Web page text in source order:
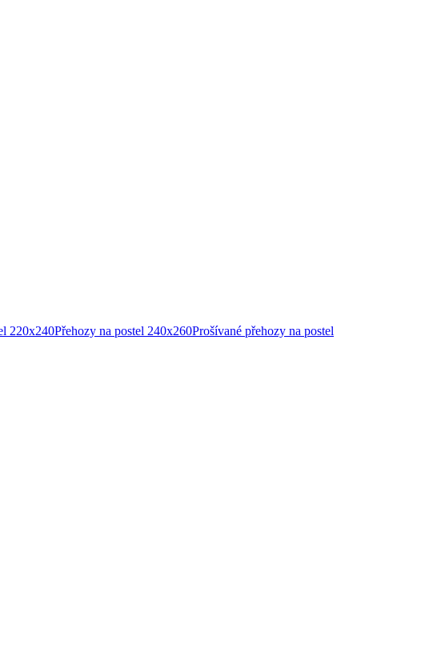
220x240Přehozy na postel 240x260Prošívané přehozy na postel